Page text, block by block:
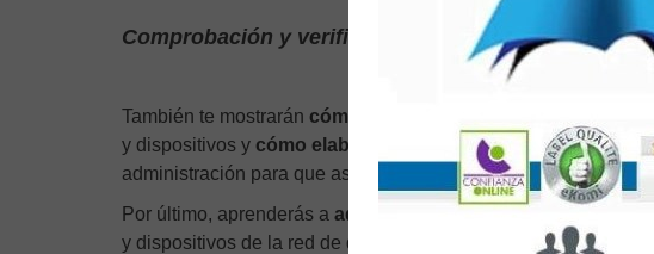
Comprobación y verificación del funcionamiento de
También te mostrarán cómo realizar las pruebas necesarias
y dispositivos y cómo elaborar la documentación técnica
administración para que asuma la gestión de la red instalada.
Por último, aprenderás a administrar la infraestructura de la
y dispositivos de la red de datos según el diseño establecido